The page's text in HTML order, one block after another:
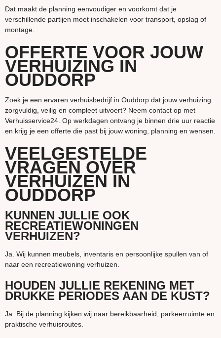
Dat maakt de planning eenvoudiger en voorkomt dat je
verschillende partijen moet inschakelen voor transport, opslag of
montage.
OFFERTE VOOR JOUW
VERHUIZING IN
OUDDORP
Zoek je een ervaren verhuisbedrijf in Ouddorp dat jouw verhuizing
zorgvuldig, veilig en compleet uitvoert? Neem contact op met
Verhuisservice24. Op werkdagen ontvang je binnen drie uur reactie
en krijg je een offerte die past bij jouw woning, planning en wensen.
VEELGESTELDE
VRAGEN OVER
VERHUIZEN IN
OUDDORP
KUNNEN JULLIE OOK
RECREATIEWONINGEN
VERHUIZEN?
Ja. Wij kunnen meubels, inventaris en persoonlijke spullen van of
naar een recreatiewoning verhuizen.
HOUDEN JULLIE REKENING MET
DRUKKE PERIODES AAN DE KUST?
Ja. Bij de planning kijken wij naar bereikbaarheid, parkeerruimte en
praktische verhuisroutes.